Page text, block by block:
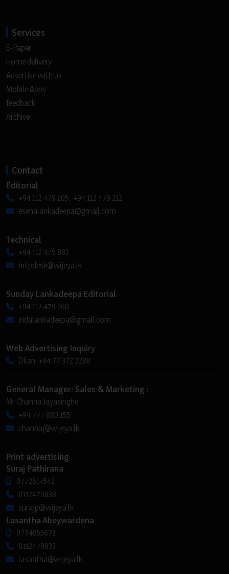
Services
E-Paper
Home delivery
Advertise with us
Mobile Apps
feedback
Archive
Contact
Editorial
+94 112 479 205, +94 112 479 212
esenalankadeepa@gmail.com
Technical
+94 112 479 882
helpdesk@wijeya.lk
Sunday Lankadeepa Editorial
+94 112 479 260
iridalankadeepa@gmail.com
Web Advertising Inquiry
Dilan: +94 77 372 7288
General Manager: Sales & Marketing :
Mr Channa Jayasinghe
+94 777 880 155
channaj@wijeya.lk
Print advertising
Suraj Pathirana
0772617542
0112479838
surajp@wijeya.lk
Lasantha Abeywardena
0774055673
0112479833
lasantha@wijeya.lk